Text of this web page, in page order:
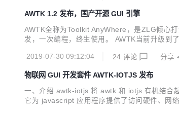
AWTK 1.2 发布，国产开源 GUI 引擎
AWTK全称为Toolkit AnyWhere，是ZLG倾心
发，一次编程，终生使用。 AWTK当前升级到
2019-07-30 09:12:04
24 评论 分享
物联网 GUI 开发套件 AWTK-IOTJS 发布
一、介绍 awtk-iotjs 将 awtk 和 iotjs 有机结合
它为 javascript 应用程序提供了访问硬件、网